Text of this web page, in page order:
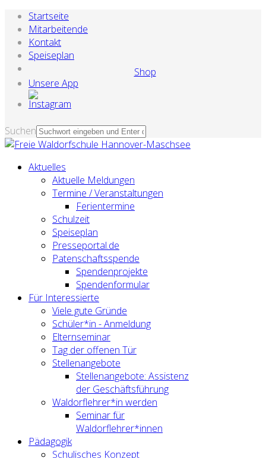
Startseite
Mitarbeitende
Kontakt
Speiseplan
Shop
Unsere App
Suchen
Aktuelles
Aktuelle Meldungen
Termine / Veranstaltungen
Ferientermine
Schulzeit
Speiseplan
Presseportal.de
Patenschaftsspende
Spendenprojekte
Spendenformular
Für Interessierte
Viele gute Gründe
Schüler*in - Anmeldung
Elternseminar
Tag der offenen Tür
Stellenangebote
Stellenangebote: Assistenz
der Geschäftsführung
Waldorflehrer*in werden
Seminar für
Waldorflehrer*innen
Pädagogik
Schulisches Konzept